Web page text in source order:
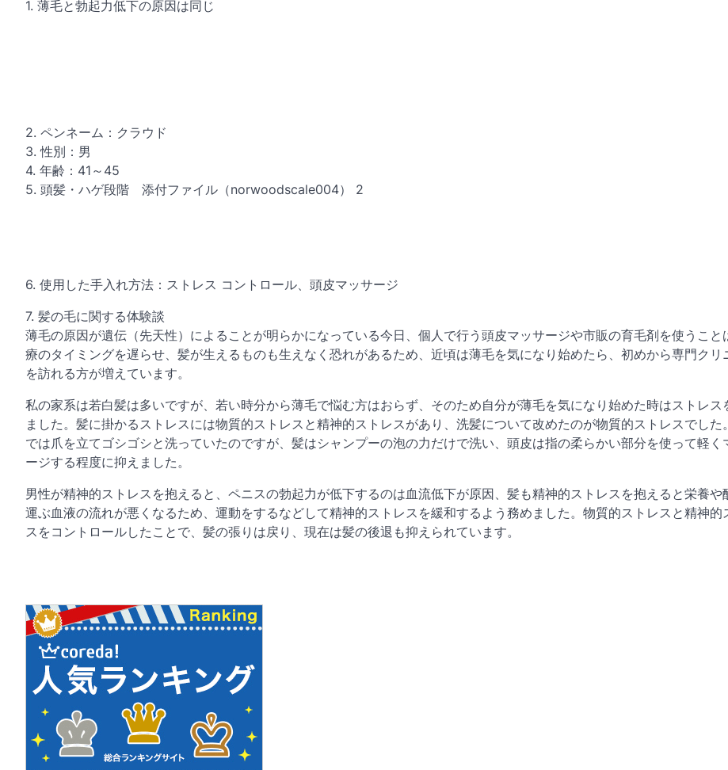
1. 薄毛と勃起力低下の原因は同じ
2. ペンネーム：クラウド
3. 性別：男
4. 年齢：41～45
5. 頭髪・ハゲ段階 添付ファイル（norwoodscale004） 2
6. 使用した手入れ方法：ストレス コントロール、頭皮マッサージ
7. 髪の毛に関する体験談
薄毛の原因が遺伝（先天性）によることが明らかになっている今日、個人で行う頭皮マッサージや市販の育毛剤を使うこと
療のタイミングを遅らせ、髪が生えるものも生えなく恐れがあるため、近頃は薄毛を気になり始めたら、初めから専門クリ
を訪れる方が増えています。
私の家系は若白髪は多いですが、若い時分から薄毛で悩む方はおらず、そのため自分が薄毛を気になり始めた時はストレス
ました。髪に掛かるストレスには物質的ストレスと精神的ストレスがあり、洗髪について改めたのが物質的ストレスでした
では爪を立てゴシゴシと洗っていたのですが、髪はシャンプーの泡の力だけで洗い、頭皮は指の柔らかい部分を使って軽く
ージする程度に抑えました。
男性が精神的ストレスを抱えると、ペニスの勃起力が低下するのは血流低下が原因、髪も精神的ストレスを抱えると栄養や
運ぶ血液の流れが悪くなるため、運動をするなどして精神的ストレスを緩和するよう務めました。物質的ストレスと精神的
スをコントロールしたことで、髪の張りは戻り、現在は髪の後退も抑えられています。